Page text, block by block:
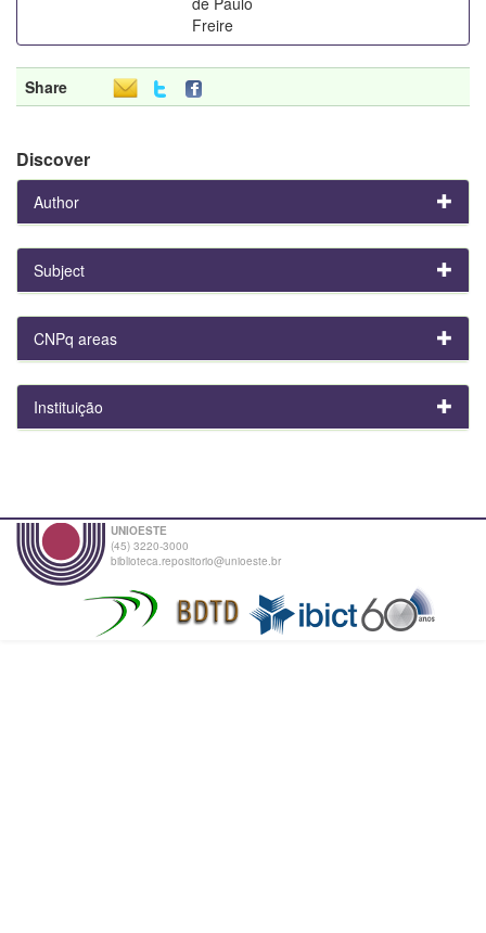
Freire
Share
Discover
Author
Subject
CNPq areas
Instituição
UNIOESTE
(45) 3220-3000
biblioteca.repositorio@unioeste.br